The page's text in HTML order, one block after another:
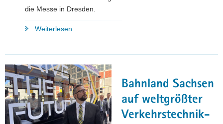
die Messe in Dresden.
Weiterlesen
KarriereStart
in
Dresden"
Bahnland Sachsen
auf weltgrößter
Verkehrstechnik-